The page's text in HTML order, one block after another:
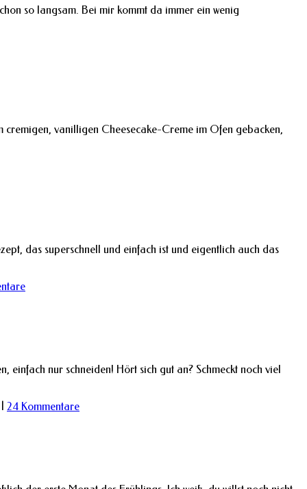
so langsam. Bei mir kommt da immer ein wenig
cremigen, vanilligen Cheesecake-Creme im Ofen gebacken,
das superschnell und einfach ist und eigentlich auch das
einfach nur schneiden! Hört sich gut an? Schmeckt noch viel
24 Kommentare